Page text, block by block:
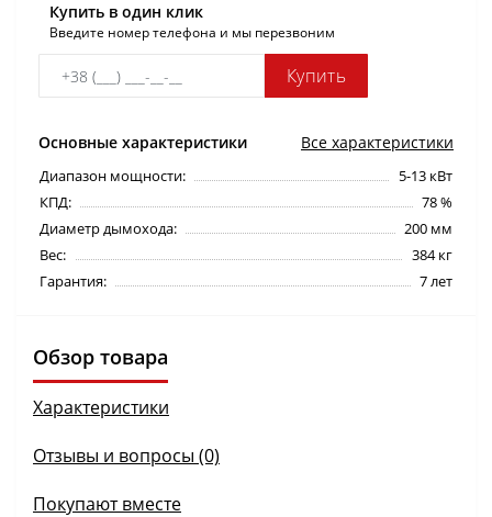
Основные характеристики Все характеристики
Диапазон мощности:
5-13 кВт
КПД:
78 %
Диаметр дымохода:
200 мм
Вес:
384 кг
Гарантия:
7 лет
Купить в один клик
Введите номер телефона и мы перезвоним
Купить
Обзор товара
Характеристики
Отзывы и вопросы (0)
Покупают вместе